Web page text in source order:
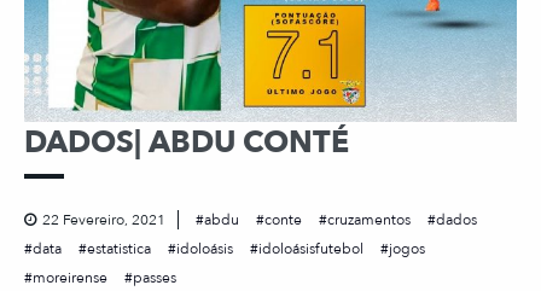
DADOS| ABDU CONTÉ
22 Fevereiro, 2021 abdu conte cruzamentos
dados
data
estatistica idoloásis idoloásisfutebol
jogos
moreirense
passes